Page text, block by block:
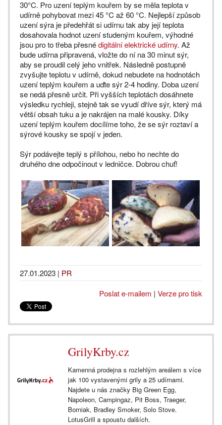
30°C. Pro uzení teplým kouřem by se měla teplota v
udírně pohybovat mezi 45 °C až 60 °C. Nejlepší způsob
uzení sýra je předehřát si udírnu tak aby její teplota
dosahovala hodnot uzení studeným kouřem, výhodné
jsou pro to třeba přesnédigitální elektrické udírny. Až
bude udírna připravená, vložte do ní na 30 minut sýr,
aby se proudil celý jeho vnitřek. Následně postupně
zvyšujte teplotu v udírně, dokud nebudete na hodnotách
uzení teplým kouřem a uďte sýr 2-4 hodiny. Doba uzení
se nedá přesně určit. Při vyšších teplotách dosáhnete
výsledku rychleji, stejně tak se vyudí dříve sýr, který má
větší obsah tuku a je nakrájen na malé kousky. Díky
uzení teplým kouřem docílíme toho, že se sýr roztaví a
sýrové kousky se spojí v jeden.
Sýr podávejte teplý s přílohou, nebo ho nechte do
druhého dne odpočinout v ledničce. Dobrou chuť!
27.01.2023 | PR
Poslat e-mailem | Verze pro tisk
GrilyKrby.cz
Kamenná prodejna s rozlehlým areálem s více
jak 100 vystavenými grily a 25 udírnami.
Najdete u nás značky Big Green Egg,
Napoleon, Campingaz, Pit Boss, Traeger,
Borniak, Bradley Smoker, Solo Stove.
LotusGrill a spoustu dalších.